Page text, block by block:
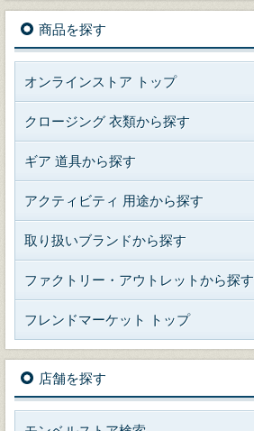
商品を探す
オンラインストア トップ
クロージング 衣類から探す
ギア 道具から探す
アクティビティ 用途から探す
取り扱いブランドから探す
ファクトリー・アウトレットから探す
フレンドマーケット トップ
店舗を探す